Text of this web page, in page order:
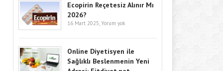
Ecopirin Reçetesiz Alınır Mı
2026?
16 Mart 2025, Yorum yok
Online Diyetisyen ile
Sağlıklı Beslenmenin Yeni